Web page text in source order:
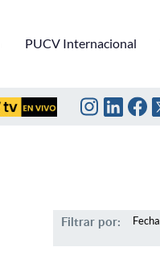
PUCV Internacional
Filtrar por: Fecha